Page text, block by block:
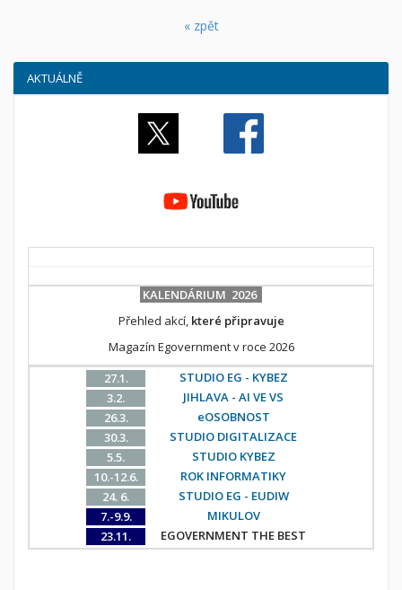
« zpět
AKTUÁLNĚ
KALENDÁRIUM 2026
Přehled akcí, které připravuje
Magazín Egovernment v roce 2026
27.1.
STUDIO EG - KYBEZ
3.2.
JIHLAVA - AI VE VS
26.3.
eOSOBNOST
30.3.
STUDIO DIGITALIZACE
5.5.
STUDIO KYBEZ
10.-12.6.
ROK INFORMATIKY
24. 6.
STUDIO EG - EUDIW
7.-9.9.
MIKULOV
23.11.
EGOVERNMENT THE BEST